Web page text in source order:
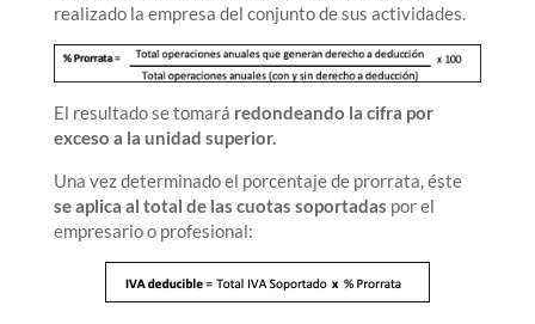
realizado la empresa del conjunto de sus actividades.
El resultado se tomará redondeando la cifra por
exceso a la unidad superior.
Una vez determinado el porcentaje de prorrata, éste
se aplica al total de las cuotas soportadas por el
empresario o profesional: